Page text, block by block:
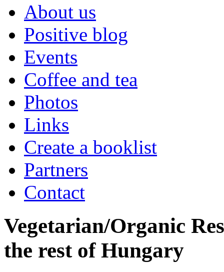
About us
Positive blog
Events
Coffee and tea
Photos
Links
Create a booklist
Partners
Contact
Vegetarian/Organic
the rest of Hungary